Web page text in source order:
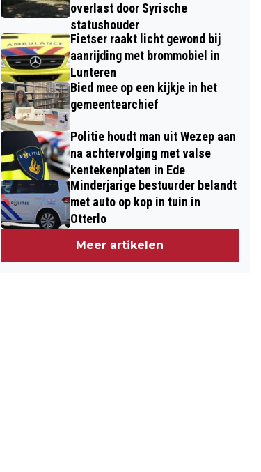
overlast door Syrische
statushouder
Fietser raakt licht gewond bij
aanrijding met brommobiel in
Lunteren
Bied mee op een kijkje in het
gemeentearchief
Politie houdt man uit Wezep aan
na achtervolging met valse
kentekenplaten in Ede
Minderjarige bestuurder belandt
met auto op kop in tuin in
Otterlo
Meer artikelen